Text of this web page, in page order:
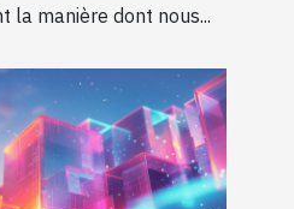
la manière dont nous...